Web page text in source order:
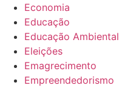
Economia
Educação
Educação Ambiental
Eleições
Emagrecimento
Empreendedorismo